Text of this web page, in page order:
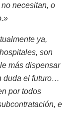
necesitan, o
ya,
son
más dispensar
duda el futuro…
por todos
e